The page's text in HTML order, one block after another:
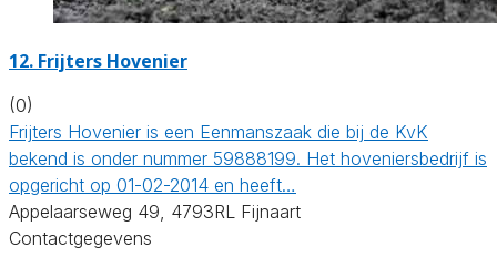
12. Frijters Hovenier
(0)
Frijters Hovenier is een Eenmanszaak die bij de KvK
bekend is onder nummer 59888199. Het hoveniersbedrijf is
opgericht op 01-02-2014 en heeft…
Appelaarseweg 49, 4793RL Fijnaart
Contactgegevens